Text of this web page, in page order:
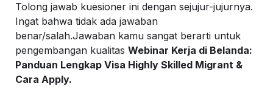
Tolong jawab kuesioner ini dengan sejujur-jujurnya.
Ingat bahwa tidak ada jawaban
benar/salah.Jawaban kamu sangat berarti untuk
pengembangan kualitas Webinar Kerja di Belanda:
Panduan Lengkap Visa Highly Skilled Migrant &
Cara Apply.